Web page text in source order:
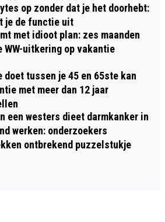
op zonder dat je het doorhebt:
je de functie uit
met idioot plan: zes maanden
WW-uitkering op vakantie
doet tussen je 45 en 65ste kan
met meer dan 12 jaar
een westers dieet darmkanker in
werken: onderzoekers
ontbrekend puzzelstukje